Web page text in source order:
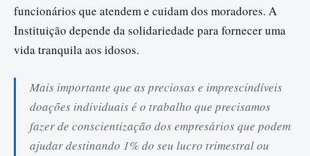
funcionários que atendem e cuidam dos moradores. A
Instituição depende da solidariedade para fornecer uma
vida tranquila aos idosos.
Mais importante que as preciosas e imprescindíveis
doações individuais é o trabalho que precisamos
fazer de conscientização dos empresários que podem
ajudar destinando 1% do seu lucro trimestral ou